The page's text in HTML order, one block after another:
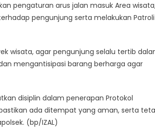
pengaturan arus jalan masuk Area
pengunjung serta melakukan Patroli
wisata, agar pengunjung selalu tertib
mengantisipasi barang berharga agar
disiplin dalam penerapan Protokol
ada ditempat yang aman, serta
(bp/IZAL)